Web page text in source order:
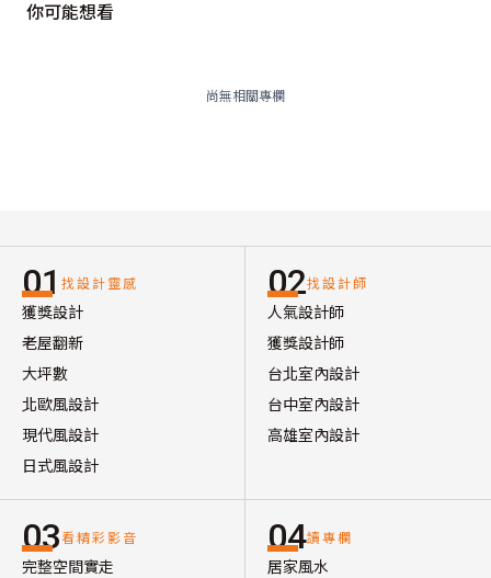
你可能想看
尚無相關專欄
01 找設計靈感
獲獎設計
老屋翻新
大坪數
北歐風設計
現代風設計
日式風設計
02找設計師
人氣設計師
獲獎設計師
台北室內設計
台中室內設計
高雄室內設計
03看精彩影音
完整空間實走
04讀專欄
居家風水